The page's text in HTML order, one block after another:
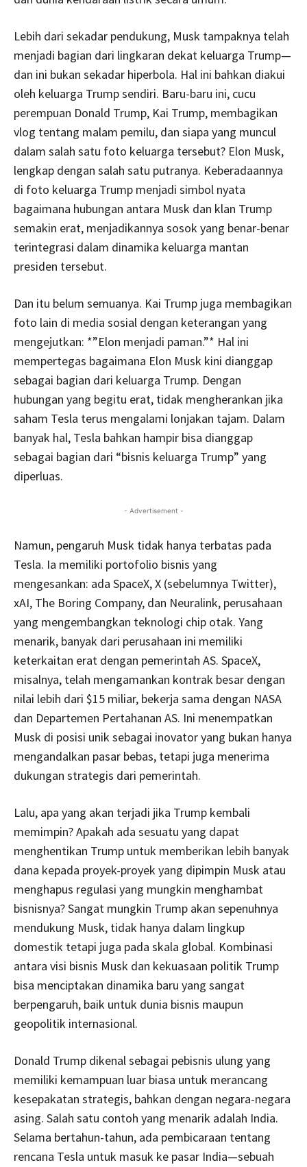
Lebih dari sekadar pendukung, Musk tampaknya telah
menjadi bagian dari lingkaran dekat keluarga Trump—
dan ini bukan sekadar hiperbola. Hal ini bahkan diakui
oleh keluarga Trump sendiri. Baru-baru ini, cucu
perempuan Donald Trump, Kai Trump, membagikan
vlog tentang malam pemilu, dan siapa yang muncul
dalam salah satu foto keluarga tersebut? Elon Musk,
lengkap dengan salah satu putranya. Keberadaannya
di foto keluarga Trump menjadi simbol nyata
bagaimana hubungan antara Musk dan klan Trump
semakin erat, menjadikannya sosok yang benar-benar
terintegrasi dalam dinamika keluarga mantan
presiden tersebut.
Dan itu belum semuanya. Kai Trump juga membagikan
foto lain di media sosial dengan keterangan yang
mengejutkan: *”Elon menjadi paman.”* Hal ini
mempertegas bagaimana Elon Musk kini dianggap
sebagai bagian dari keluarga Trump. Dengan
hubungan yang begitu erat, tidak mengherankan jika
saham Tesla terus mengalami lonjakan tajam. Dalam
banyak hal, Tesla bahkan hampir bisa dianggap
sebagai bagian dari “bisnis keluarga Trump” yang
diperluas.
- Advertisement -
Namun, pengaruh Musk tidak hanya terbatas pada
Tesla. Ia memiliki portofolio bisnis yang
mengesankan: ada SpaceX, X (sebelumnya Twitter),
xAI, The Boring Company, dan Neuralink, perusahaan
yang mengembangkan teknologi chip otak. Yang
menarik, banyak dari perusahaan ini memiliki
keterkaitan erat dengan pemerintah AS. SpaceX,
misalnya, telah mengamankan kontrak besar dengan
nilai lebih dari $15 miliar, bekerja sama dengan NASA
dan Departemen Pertahanan AS. Ini menempatkan
Musk di posisi unik sebagai inovator yang bukan hanya
mengandalkan pasar bebas, tetapi juga menerima
dukungan strategis dari pemerintah.
Lalu, apa yang akan terjadi jika Trump kembali
memimpin? Apakah ada sesuatu yang dapat
menghentikan Trump untuk memberikan lebih banyak
dana kepada proyek-proyek yang dipimpin Musk atau
menghapus regulasi yang mungkin menghambat
bisnisnya? Sangat mungkin Trump akan sepenuhnya
mendukung Musk, tidak hanya dalam lingkup
domestik tetapi juga pada skala global. Kombinasi
antara visi bisnis Musk dan kekuasaan politik Trump
bisa menciptakan dinamika baru yang sangat
berpengaruh, baik untuk dunia bisnis maupun
geopolitik internasional.
Donald Trump dikenal sebagai pebisnis ulung yang
memiliki kemampuan luar biasa untuk merancang
kesepakatan strategis, bahkan dengan negara-negara
asing. Salah satu contoh yang menarik adalah India.
Selama bertahun-tahun, ada pembicaraan tentang
rencana Tesla untuk masuk ke pasar India—sebuah